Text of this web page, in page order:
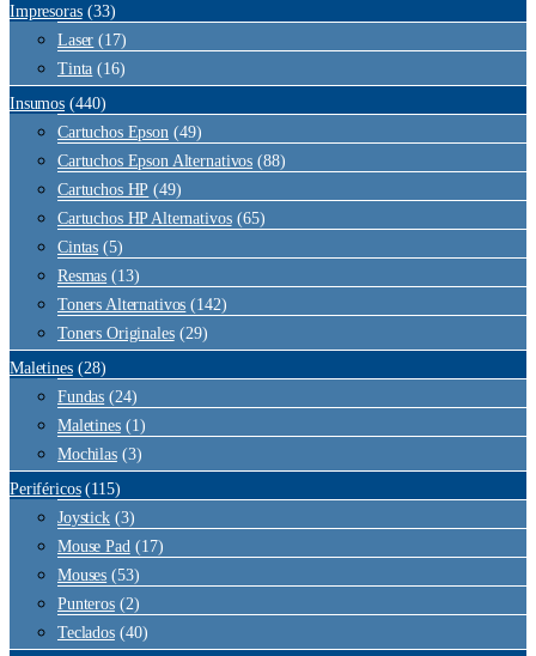
Impresoras (33)
Laser (17)
Tinta (16)
Insumos (440)
Cartuchos Epson (49)
Cartuchos Epson Alternativos (88)
Cartuchos HP (49)
Cartuchos HP Alternativos (65)
Cintas (5)
Resmas (13)
Toners Alternativos (142)
Toners Originales (29)
Maletines (28)
Fundas (24)
Maletines (1)
Mochilas (3)
Periféricos (115)
Joystick (3)
Mouse Pad (17)
Mouses (53)
Punteros (2)
Teclados (40)